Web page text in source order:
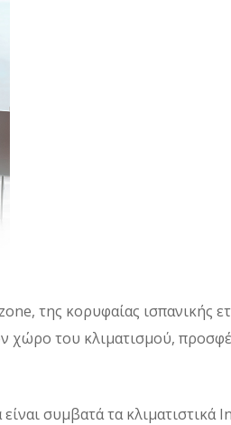
της κορυφαίας ισπανικής
χώρο του κλιματισμού,
συμβατά τα κλιματιστικά